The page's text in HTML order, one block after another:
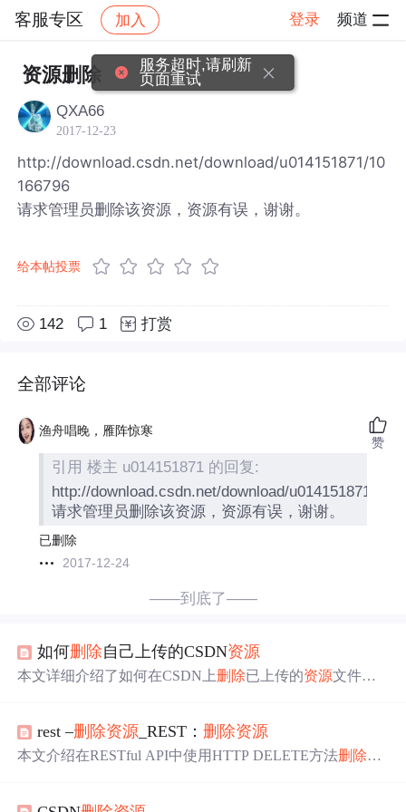
客服专区 加入 登录 频道
社区 客服专区 帖子详情
资源删除
QXA66
2017-12-23
http://download.csdn.net/download/u014151871/10
166796
请求管理员删除该资源，资源有误，谢谢。
给本帖投票
142 1 打赏
全部评论
渔舟唱晚，雁阵惊寒
引用 楼主 u014151871 的回复:
http://download.csdn.net/download/u014151871/
请求管理员删除该资源，资源有误，谢谢。
已删除
2017-12-24
赞
——到底了——
如何删除自己上传的CSDN资源
本文详细介绍了如何在CSDN上删除已上传的资源文件，
rest –删除资源 _REST：删除资源
本文介绍在RESTful API中使用HTTP DELETE方法删除资
服务超时,请刷新
页面重试